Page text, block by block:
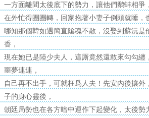
一方面離間太後底下的勢力，讓他們鹬蚌相爭
在外忙得團團轉，回家抱著小妻子倒頭就睡，
哪知那個韓如遇簡直隂魂不散，沒娶到蘇沅是
香，
現在她已是陸少夫人，這厮竟然還敢來勾勾纏
噩夢連連，
自己再不出手，可就枉爲人夫！先安內後攘外
子的身心靈後，
朝廷局勢也在各方暗中運作下起變化，太後勢